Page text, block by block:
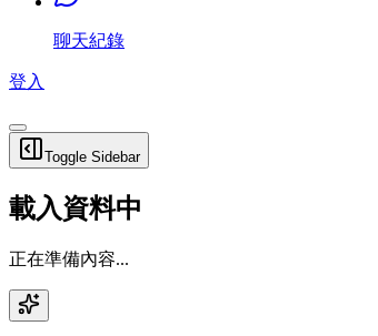
聊天紀錄
登入
Toggle Sidebar
載入資料中
正在準備內容...